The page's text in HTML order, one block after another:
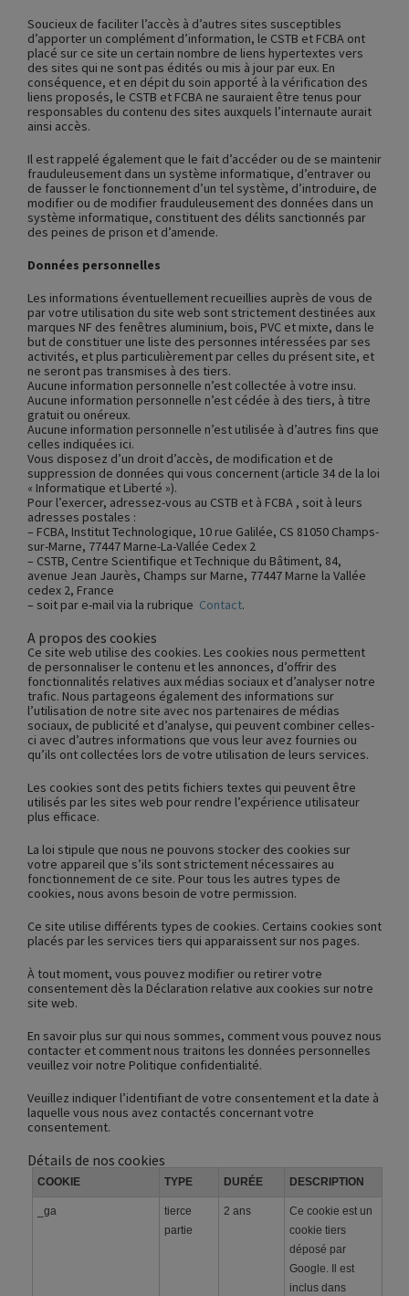
Soucieux de faciliter l’accès à d’autres sites susceptibles
d’apporter un complément d’information, le CSTB et FCBA ont
placé sur ce site un certain nombre de liens hypertextes vers
des sites qui ne sont pas édités ou mis à jour par eux. En
conséquence, et en dépit du soin apporté à la vérification des
liens proposés, le CSTB et FCBA ne sauraient être tenus pour
responsables du contenu des sites auxquels l’internaute aurait
ainsi accès.
Il est rappelé également que le fait d’accéder ou de se maintenir
frauduleusement dans un système informatique, d’entraver ou
de fausser le fonctionnement d’un tel système, d’introduire, de
modifier ou de modifier frauduleusement des données dans un
système informatique, constituent des délits sanctionnés par
des peines de prison et d’amende.
Données personnelles
Les informations éventuellement recueillies auprès de vous de
par votre utilisation du site web sont strictement destinées aux
marques NF des fenêtres aluminium, bois, PVC et mixte, dans le
but de constituer une liste des personnes intéressées par ses
activités, et plus particulièrement par celles du présent site, et
ne seront pas transmises à des tiers.
Aucune information personnelle n’est collectée à votre insu.
Aucune information personnelle n’est cédée à des tiers, à titre
gratuit ou onéreux.
Aucune information personnelle n’est utilisée à d’autres fins que
celles indiquées ici.
Vous disposez d’un droit d’accès, de modification et de
suppression de données qui vous concernent (article 34 de la loi
« Informatique et Liberté »).
Pour l’exercer, adressez-vous au CSTB et à FCBA , soit à leurs
adresses postales :
– FCBA, Institut Technologique, 10 rue Galilée, CS 81050 Champs-
sur-Marne, 77447 Marne-La-Vallée Cedex 2
– CSTB, Centre Scientifique et Technique du Bâtiment, 84,
avenue Jean Jaurès, Champs sur Marne, 77447 Marne la Vallée
cedex 2, France
– soit par e-mail via la rubrique Contact.
A propos des cookies
Ce site web utilise des cookies. Les cookies nous permettent
de personnaliser le contenu et les annonces, d’offrir des
fonctionnalités relatives aux médias sociaux et d’analyser notre
trafic. Nous partageons également des informations sur
l’utilisation de notre site avec nos partenaires de médias
sociaux, de publicité et d’analyse, qui peuvent combiner celles-
ci avec d’autres informations que vous leur avez fournies ou
qu’ils ont collectées lors de votre utilisation de leurs services.
Les cookies sont des petits fichiers textes qui peuvent être
utilisés par les sites web pour rendre l’expérience utilisateur
plus efficace.
La loi stipule que nous ne pouvons stocker des cookies sur
votre appareil que s’ils sont strictement nécessaires au
fonctionnement de ce site. Pour tous les autres types de
cookies, nous avons besoin de votre permission.
Ce site utilise différents types de cookies. Certains cookies sont
placés par les services tiers qui apparaissent sur nos pages.
À tout moment, vous pouvez modifier ou retirer votre
consentement dès la Déclaration relative aux cookies sur notre
site web.
En savoir plus sur qui nous sommes, comment vous pouvez nous
contacter et comment nous traitons les données personnelles
veuillez voir notre Politique confidentialité.
Veuillez indiquer l’identifiant de votre consentement et la date à
laquelle vous nous avez contactés concernant votre
consentement.
Détails de nos cookies
COOKIE TYPE DURÉE DESCRIPTION
_ga
tierce
partie
2 ans
Ce cookie est un
cookie tiers
déposé par
Google. Il est
inclus dans